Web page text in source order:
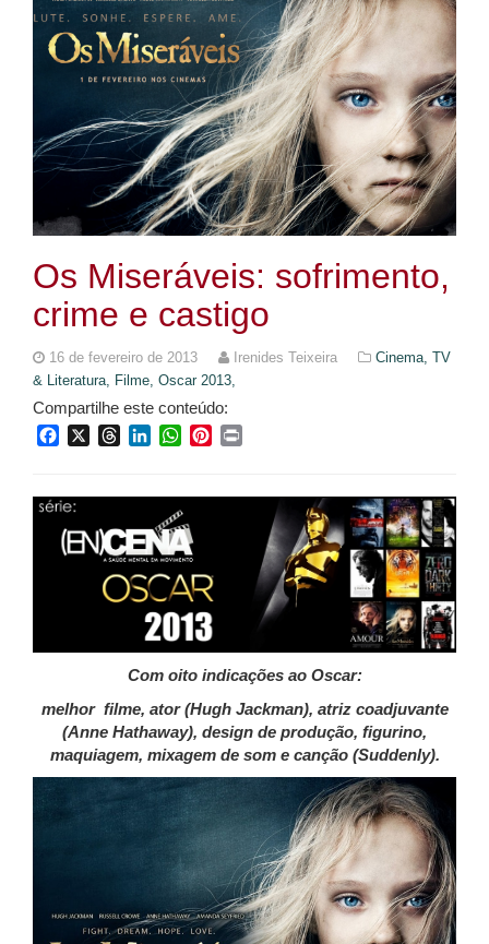
Os Miseráveis: sofrimento,
crime e castigo
16 de fevereiro de 2013 Irenides Teixeira
Cinema, TV
& Literatura, Filme, Oscar 2013,
Compartilhe este conteúdo:
FacebookThreadsLinkedInWhatsApp
Pinterest
Com oito indicações ao Oscar:
melhor filme, ator (Hugh Jackman), atriz coadjuvante
(Anne Hathaway), design de produção, figurino,
maquiagem, mixagem de som e canção (Suddenly).